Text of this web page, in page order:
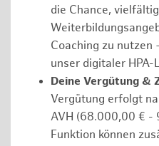
die Chance,
Coaching zu nutzen
unser digitaler HPA-
Deine Vergütung &
Vergütung erfolgt
AVH (68.000,00 € -
Funktion können